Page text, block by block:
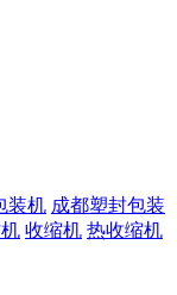
装机 成都塑封包装
收缩机 热收缩机